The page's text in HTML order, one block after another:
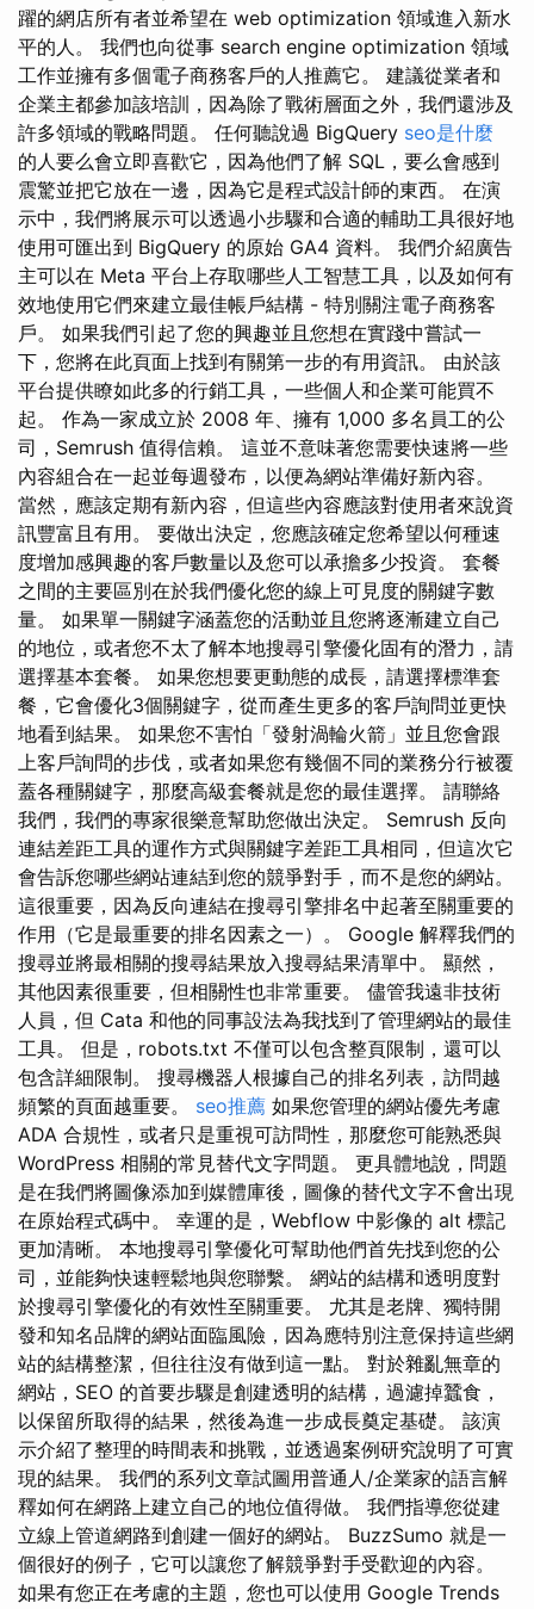
躍的網店所有者並希望在 web optimization 領域進入新水
平的人。 我們也向從事 search engine optimization 領域
工作並擁有多個電子商務客戶的人推薦它。 建議從業者和
企業主都參加該培訓，因為除了戰術層面之外，我們還涉及
許多領域的戰略問題。 任何聽說過 BigQuery seo是什麼
的人要么會立即喜歡它，因為他們了解 SQL，要么會感到
震驚並把它放在一邊，因為它是程式設計師的東西。 在演
示中，我們將展示可以透過小步驟和合適的輔助工具很好地
使用可匯出到 BigQuery 的原始 GA4 資料。 我們介紹廣告
主可以在 Meta 平台上存取哪些人工智慧工具，以及如何有
效地使用它們來建立最佳帳戶結構 - 特別關注電子商務客
戶。 如果我們引起了您的興趣並且您想在實踐中嘗試一
下，您將在此頁面上找到有關第一步的有用資訊。 由於該
平台提供瞭如此多的行銷工具，一些個人和企業可能買不
起。 作為一家成立於 2008 年、擁有 1,000 多名員工的公
司，Semrush 值得信賴。 這並不意味著您需要快速將一些
內容組合在一起並每週發布，以便為網站準備好新內容。
當然，應該定期有新內容，但這些內容應該對使用者來說資
訊豐富且有用。 要做出決定，您應該確定您希望以何種速
度增加感興趣的客戶數量以及您可以承擔多少投資。 套餐
之間的主要區別在於我們優化您的線上可見度的關鍵字數
量。 如果單一關鍵字涵蓋您的活動並且您將逐漸建立自己
的地位，或者您不太了解本地搜尋引擎優化固有的潛力，請
選擇基本套餐。 如果您想要更動態的成長，請選擇標準套
餐，它會優化3個關鍵字，從而產生更多的客戶詢問並更快
地看到結果。 如果您不害怕「發射渦輪火箭」並且您會跟
上客戶詢問的步伐，或者如果您有幾個不同的業務分行被覆
蓋各種關鍵字，那麼高級套餐就是您的最佳選擇。 請聯絡
我們，我們的專家很樂意幫助您做出決定。 Semrush 反向
連結差距工具的運作方式與關鍵字差距工具相同，但這次它
會告訴您哪些網站連結到您的競爭對手，而不是您的網站。
這很重要，因為反向連結在搜尋引擎排名中起著至關重要的
作用（它是最重要的排名因素之一）。 Google 解釋我們的
搜尋並將最相關的搜尋結果放入搜尋結果清單中。 顯然，
其他因素很重要，但相關性也非常重要。 儘管我遠非技術
人員，但 Cata 和他的同事設法為我找到了管理網站的最佳
工具。 但是，robots.txt 不僅可以包含整頁限制，還可以
包含詳細限制。 搜尋機器人根據自己的排名列表，訪問越
頻繁的頁面越重要。 seo推薦 如果您管理的網站優先考慮
ADA 合規性，或者只是重視可訪問性，那麼您可能熟悉與
WordPress 相關的常見替代文字問題。 更具體地說，問題
是在我們將圖像添加到媒體庫後，圖像的替代文字不會出現
在原始程式碼中。 幸運的是，Webflow 中影像的 alt 標記
更加清晰。 本地搜尋引擎優化可幫助他們首先找到您的公
司，並能夠快速輕鬆地與您聯繫。 網站的結構和透明度對
於搜尋引擎優化的有效性至關重要。 尤其是老牌、獨特開
發和知名品牌的網站面臨風險，因為應特別注意保持這些網
站的結構整潔，但往往沒有做到這一點。 對於雜亂無章的
網站，SEO 的首要步驟是創建透明的結構，過濾掉蠶食，
以保留所取得的結果，然後為進一步成長奠定基礎。 該演
示介紹了整理的時間表和挑戰，並透過案例研究說明了可實
現的結果。 我們的系列文章試圖用普通人/企業家的語言解
釋如何在網路上建立自己的地位值得做。 我們指導您從建
立線上管道網路到創建一個好的網站。 BuzzSumo 就是一
個很好的例子，它可以讓您了解競爭對手受歡迎的內容。
如果有您正在考慮的主題，您也可以使用 Google Trends